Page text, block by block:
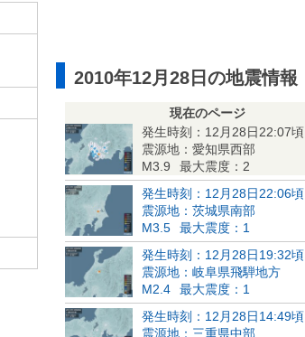
2010年12月28日の地震情報
現在のページ
発生時刻：12月28日22:07頃
震源地：愛知県西部
M3.9
最大震度：2
発生時刻：12月28日22:06頃
震源地：茨城県南部
M3.5
最大震度：1
発生時刻：12月28日19:32頃
震源地：岐阜県飛騨地方
M2.4
最大震度：1
発生時刻：12月28日14:49頃
震源地：三重県中部